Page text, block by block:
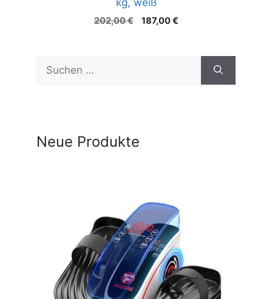
kg, weiß
202,00€
Ursprünglicher
187,00€Aktueller
187,00 €.
Suchen
nach:
Neue Produkte